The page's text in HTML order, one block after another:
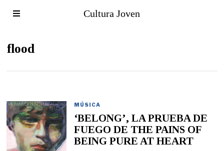
Cultura Joven
flood
MÚSICA
‘BELONG’, LA PRUEBA DE
FUEGO DE THE PAINS OF
BEING PURE AT HEART